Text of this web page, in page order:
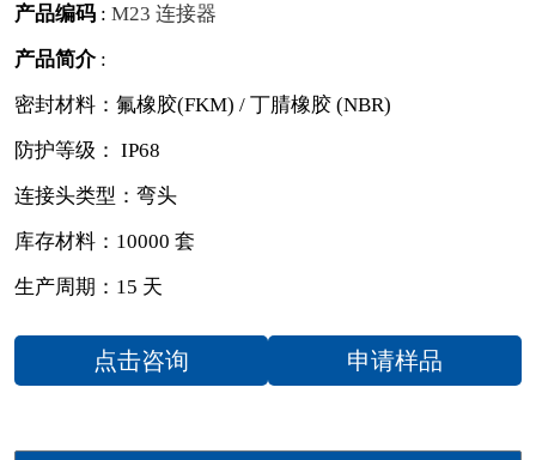
产品编码 : M23 连接器
产品简介:
密封材料：氟橡胶(FKM) / 丁腈橡胶 (NBR)
防护等级： IP68
连接头类型：弯头
库存材料：10000 套
生产周期：15 天
点击咨询 申请样品